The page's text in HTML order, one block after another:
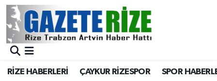
RİZE HABERLERİ ÇAYKUR RİZESPOR SPOR
BÖLGEMİZ
Merkez Nöbetçi Eczaneler